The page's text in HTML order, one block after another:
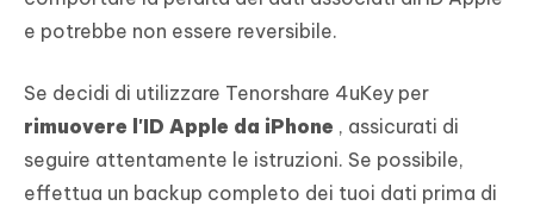
e potrebbe non essere reversibile.
Se decidi di utilizzare Tenorshare 4uKey per
rimuovere l'ID Apple da iPhone , assicurati di
seguire attentamente le istruzioni. Se possibile,
effettua un backup completo dei tuoi dati prima di